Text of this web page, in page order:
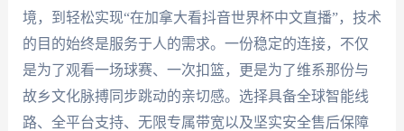
境，到轻松实现“在加拿大看抖音世界杯中文直播”，技术
的目的始终是服务于人的需求。一份稳定的连接，不仅
是为了观看一场球赛、一次扣篮，更是为了维系那份与
故乡文化脉搏同步跳动的亲切感。选择具备全球智能线
路、全平台支持、无限专属带宽以及坚实安全售后保障